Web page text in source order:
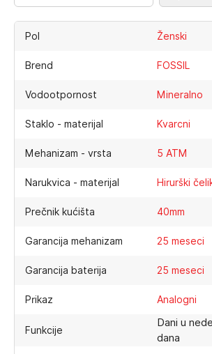
Pol Ženski
Brend FOSSIL
Vodootpornost Mineralno
Staklo - materijal Kvarcni
Mehanizam - vrsta 5 ATM
Narukvica - materijal Hirurški
Prečnik kućišta 40mm
Garancija mehanizam 25 meseci
Garancija baterija 25 meseci
Prikaz Analogni
Funkcije
Dani u
dana